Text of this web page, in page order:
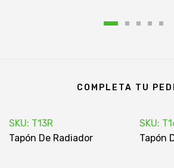
COMPLETA TU
SKU: T13R
Tapón De Radiador
SKU:
Tapón